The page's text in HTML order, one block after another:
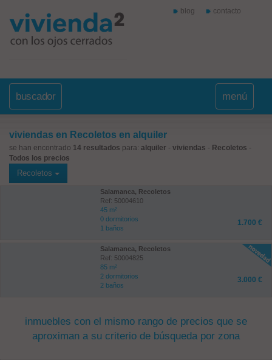
blog contacto
buscador menú
viviendas en Recoletos en alquiler
se han encontrado 14 resultados para: alquiler - viviendas - Recoletos -
Todos los precios
Recoletos
Salamanca, Recoletos
Ref: 50004610
45 m²
0 dormitorios
1 baños
1.700 €
Salamanca, Recoletos
Ref: 50004825
85 m²
2 dormitorios
2 baños
3.000 €
inmuebles con el mismo rango de precios que se
aproximan a su criterio de búsqueda por zona